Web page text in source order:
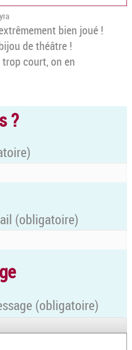
bien joué !
de théâtre !
trop court, on en
?
(obligatoire)
Texte de votre message (obligatoire)